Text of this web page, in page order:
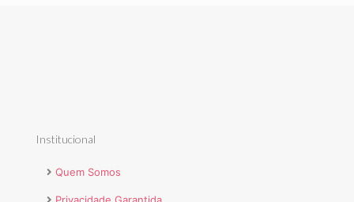
Institucional
Quem Somos